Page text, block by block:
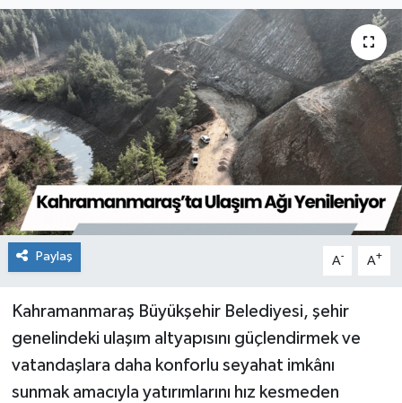
Paylaş A- A+
Kahramanmaraş Büyükşehir Belediyesi, şehir
genelindeki ulaşım altyapısını güçlendirmek ve
vatandaşlara daha konforlu seyahat imkânı
sunmak amacıyla yatırımlarını hız kesmeden
Yaşam